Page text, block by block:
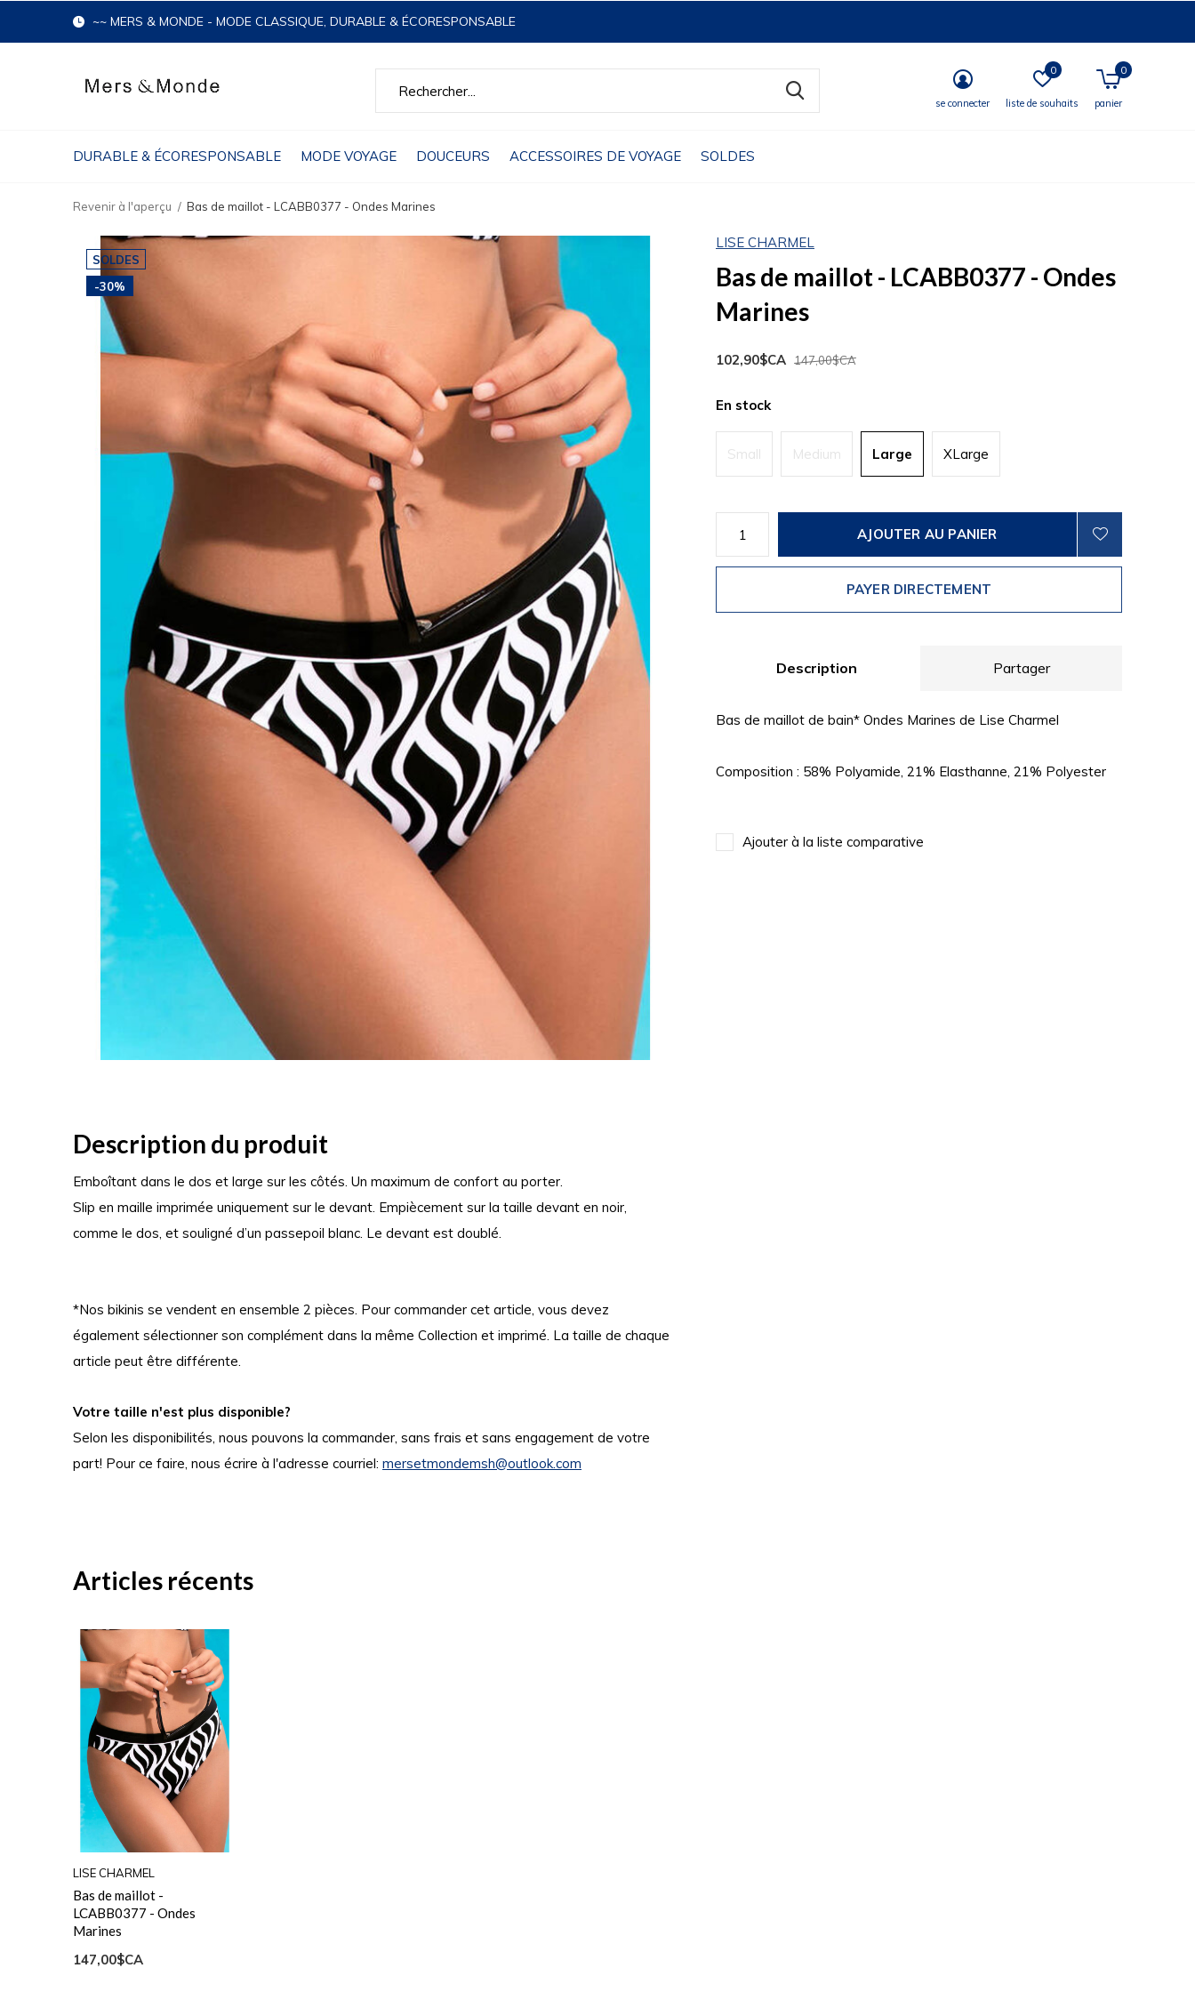
DURABLE & ÉCORESPONSABLE MODE VOYAGE DOUCEURS ACCESSOIRES DE VOYAGE SOLDES
se connecter liste de souhaits
0
panier
0
~~ MERS & MONDE - MODE CLASSIQUE, DURABLE & ÉCORESPONSABLE
Revenir à l'aperçu Bas de maillot - LCABB0377 - Ondes Marines
SOLDES
-30%
LISE CHARMEL
Bas de maillot - LCABB0377 - Ondes
Marines
102,90$CA 147,00$CA
En stock
Small Medium Large XLarge
AJOUTER AU PANIER
PAYER DIRECTEMENT
Description Partager
Bas de maillot de bain* Ondes Marines de Lise Charmel
Composition : 58% Polyamide, 21% Elasthanne, 21% Polyester
Ajouter à la liste comparative
Description du produit
Emboîtant dans le dos et large sur les côtés. Un maximum de confort au porter.
Slip en maille imprimée uniquement sur le devant. Empiècement sur la taille devant en noir,
comme le dos, et souligné d’un passepoil blanc. Le devant est doublé.
*Nos bikinis se vendent en ensemble 2 pièces. Pour commander cet article, vous devez
également sélectionner son complément dans la même Collection et imprimé. La taille de chaque
article peut être différente.
Votre taille n'est plus disponible?
Selon les disponibilités, nous pouvons la commander, sans frais et sans engagement de votre
part! Pour ce faire, nous écrire à l'adresse courriel: mersetmondemsh@outlook.com
Articles récents
LISE CHARMEL
Bas de maillot -
LCABB0377 - Ondes
Marines
147,00$CA